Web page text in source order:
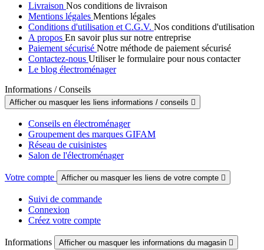
Livraison Nos conditions de livraison
Mentions légales Mentions légales
Conditions d'utilisation et C.G.V. Nos conditions d'utilisation
A propos En savoir plus sur notre entreprise
Paiement sécurisé Notre méthode de paiement sécurisé
Contactez-nous Utiliser le formulaire pour nous contacter
Le blog électroménager
Informations / Conseils
Afficher ou masquer les liens informations / conseils 
Conseils en électroménager
Groupement des marques GIFAM
Réseau de cuisinistes
Salon de l'électroménager
Votre compte Afficher ou masquer les liens de votre compte 
Suivi de commande
Connexion
Créez votre compte
Informations Afficher ou masquer les informations du magasin 